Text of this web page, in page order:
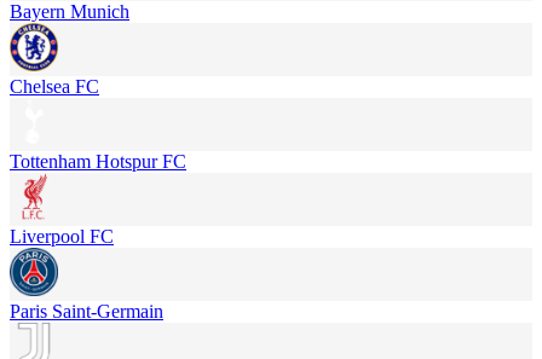
Bayern Munich
Chelsea FC
Tottenham Hotspur FC
Liverpool FC
Paris Saint-Germain